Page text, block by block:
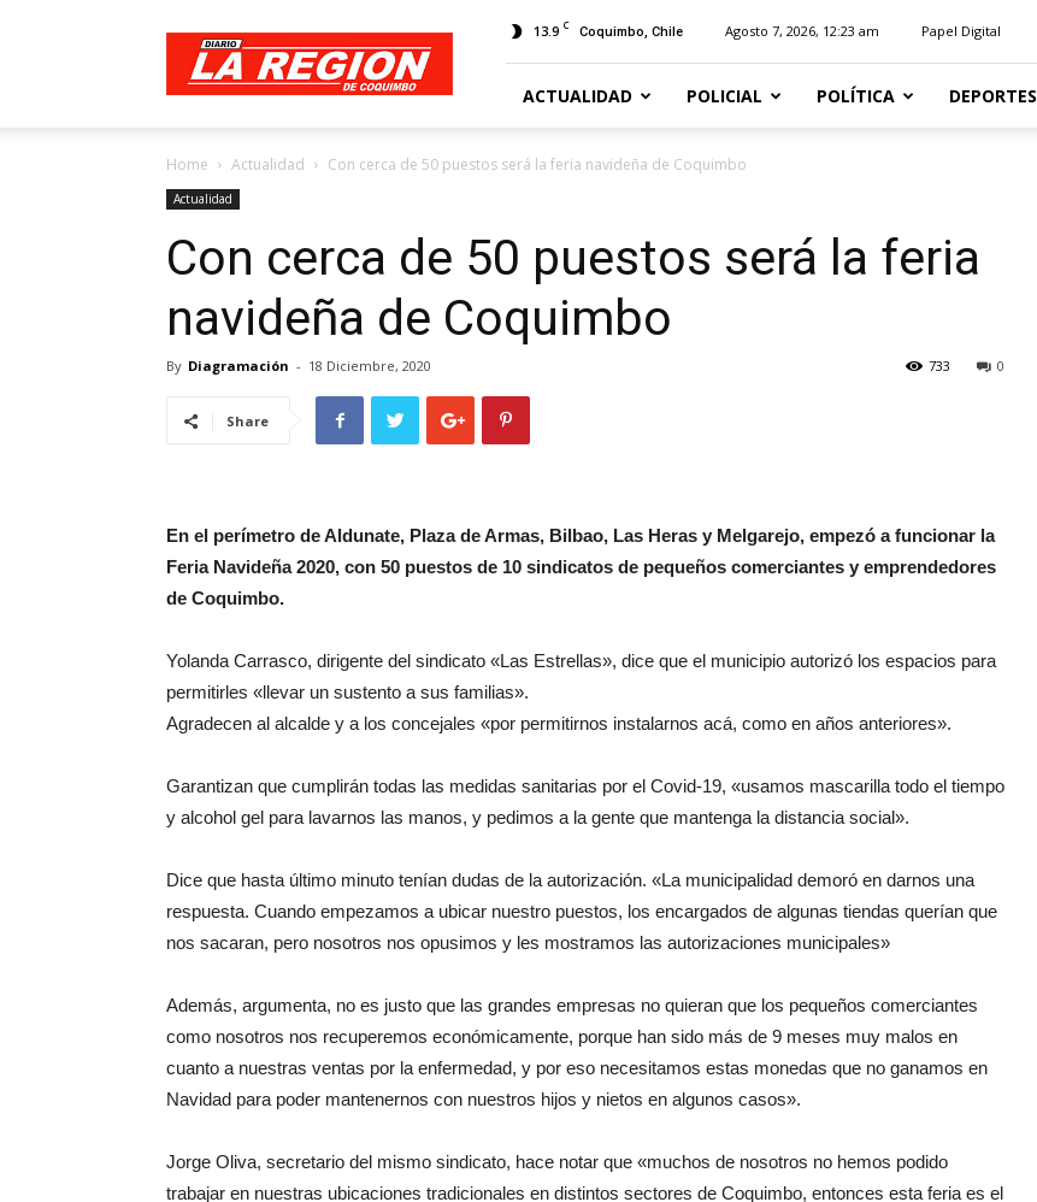
Diario
Región
13.9 C Coquimbo, Chile Agosto 7, 2026, 12:23 am Papel Digital
ACTUALIDAD POLICIAL POLÍTICA DEPORTES
Home Actualidad Con cerca de 50 puestos será la feria navideña de Coquimbo
Actualidad
Con cerca de 50 puestos será la feria
navideña de Coquimbo
By Diagramación - 18 Diciembre, 2020 0
733
Share
En el perímetro de Aldunate, Plaza de Armas, Bilbao, Las Heras y Melgarejo, empezó a funcionar la
Feria Navideña 2020, con 50 puestos de 10 sindicatos de pequeños comerciantes y emprendedores
de Coquimbo.
Yolanda Carrasco, dirigente del sindicato «Las Estrellas», dice que el municipio autorizó los espacios para
permitirles «llevar un sustento a sus familias».
Agradecen al alcalde y a los concejales «por permitirnos instalarnos acá, como en años anteriores».
Garantizan que cumplirán todas las medidas sanitarias por el Covid-19, «usamos mascarilla todo el tiempo
y alcohol gel para lavarnos las manos, y pedimos a la gente que mantenga la distancia social».
Dice que hasta último minuto tenían dudas de la autorización. «La municipalidad demoró en darnos una
respuesta. Cuando empezamos a ubicar nuestro puestos, los encargados de algunas tiendas querían que
nos sacaran, pero nosotros nos opusimos y les mostramos las autorizaciones municipales»
Además, argumenta, no es justo que las grandes empresas no quieran que los pequeños comerciantes
como nosotros nos recuperemos económicamente, porque han sido más de 9 meses muy malos en
cuanto a nuestras ventas por la enfermedad, y por eso necesitamos estas monedas que no ganamos en
Navidad para poder mantenernos con nuestros hijos y nietos en algunos casos».
Jorge Oliva, secretario del mismo sindicato, hace notar que «muchos de nosotros no hemos podido
trabajar en nuestras ubicaciones tradicionales en distintos sectores de Coquimbo, entonces esta feria es el